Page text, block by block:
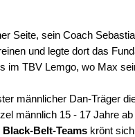
Seite, sein Coach
und legte dort das
TBV Lemgo, wo Max
männlicher Dan-Träger
männlich 15 - 17 Jahre ab
Black-Belt-Teamskrönt sich